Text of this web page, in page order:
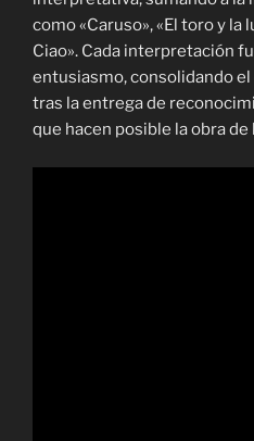
como «Caruso», «El toro y la
Ciao». Cada interpretación
entusiasmo, consolidando
tras la entrega de
que hacen posible la obra